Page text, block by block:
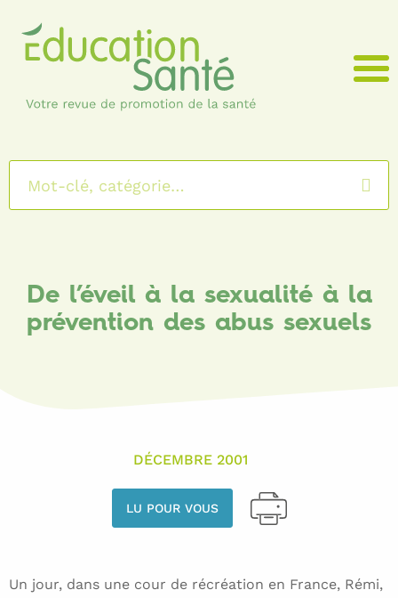
Menu
De l’éveil à la sexualité à la
prévention des abus sexuels
DÉCEMBRE 2001
LU POUR VOUS
Un jour, dans une cour de récréation en France, Rémi,